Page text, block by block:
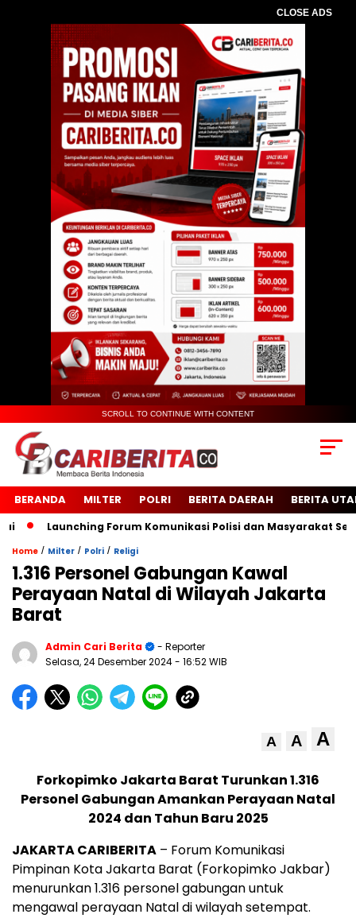
CLOSE ADS
SCROLL TO CONTINUE WITH CONTENT
BERANDA MILTER POLRI BERITA DAERAH BERITA
Launching Forum Komunikasi Polisi dan Masyarakat Sekolah
Home / Milter / Polri / Religi
1.316 Personel Gabungan Kawal
Perayaan Natal di Wilayah Jakarta
Barat
Admin Cari Berita
- Reporter
Selasa, 24 Desember 2024- 16:52 WIB
A A A
Forkopimko Jakarta Barat Turunkan 1.316
Personel Gabungan Amankan Perayaan Natal
2024 dan Tahun Baru 2025
JAKARTA CARIBERITA – Forum Komunikasi
Pimpinan Kota Jakarta Barat (Forkopimko Jakbar)
menurunkan 1.316 personel gabungan untuk
mengawal perayaan Natal di wilayah setempat.